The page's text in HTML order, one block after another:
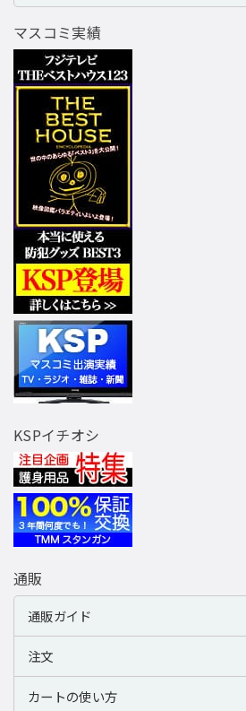
マスコミ実績
KSPイチオシ
通販
通販ガイド
注文
カートの使い方